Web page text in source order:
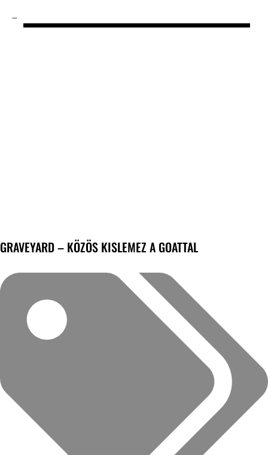
GRAVEYARD – KÖZÖS KISLEMEZ A GOATTAL